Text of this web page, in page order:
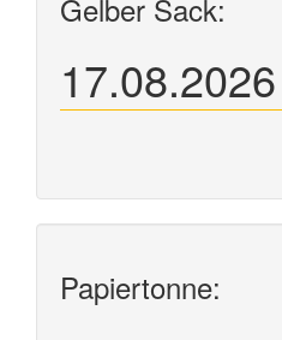
Gelber Sack:
17.08.2026
Papiertonne: